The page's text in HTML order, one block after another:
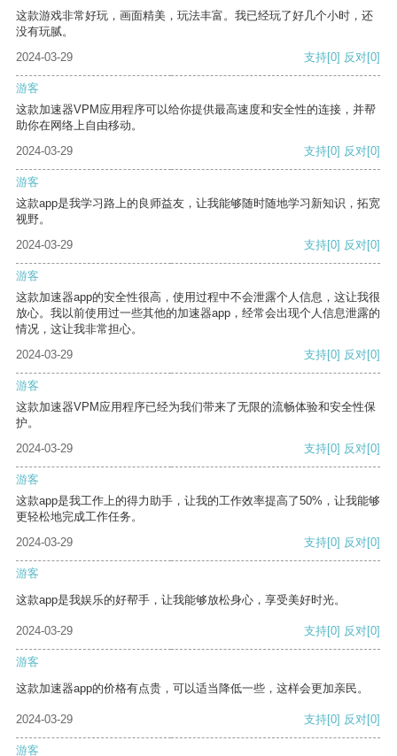
这款游戏非常好玩，画面精美，玩法丰富。我已经玩了好几个小时，还
没有玩腻。
2024-03-29
支持[0] 反对[0]
游客
这款加速器VPM应用程序可以给你提供最高速度和安全性的连接，并帮
助你在网络上自由移动。
2024-03-29
支持[0] 反对[0]
游客
这款app是我学习路上的良师益友，让我能够随时随地学习新知识，拓宽
视野。
2024-03-29
支持[0] 反对[0]
游客
这款加速器app的安全性很高，使用过程中不会泄露个人信息，这让我很
放心。我以前使用过一些其他的加速器app，经常会出现个人信息泄露的
情况，这让我非常担心。
2024-03-29
支持[0] 反对[0]
游客
这款加速器VPM应用程序已经为我们带来了无限的流畅体验和安全性保
护。
2024-03-29
支持[0] 反对[0]
游客
这款app是我工作上的得力助手，让我的工作效率提高了50%，让我能够
更轻松地完成工作任务。
2024-03-29
支持[0] 反对[0]
游客
这款app是我娱乐的好帮手，让我能够放松身心，享受美好时光。
2024-03-29 支持[0] 反对[0]
游客
这款加速器app的价格有点贵，可以适当降低一些，这样会更加亲民。
2024-03-29 支持[0] 反对[0]
游客